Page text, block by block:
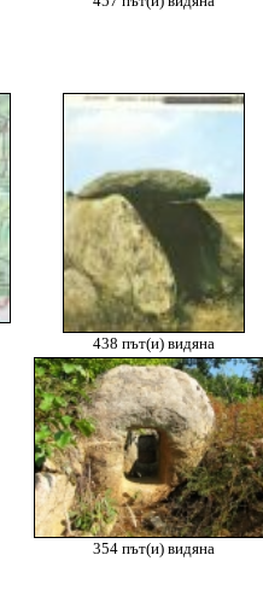
438 път(и) видяна
354 път(и) видяна